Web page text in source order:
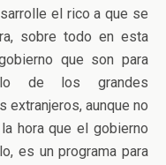
el rico a que se
sobre todo en esta
que son para
de los grandes
extranjeros, aunque no
hora que el gobierno
es un programa para